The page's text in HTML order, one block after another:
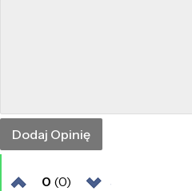
0 (0)